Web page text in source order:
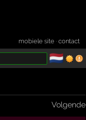
mobiele site ·contact
🇳🇱
Volgende